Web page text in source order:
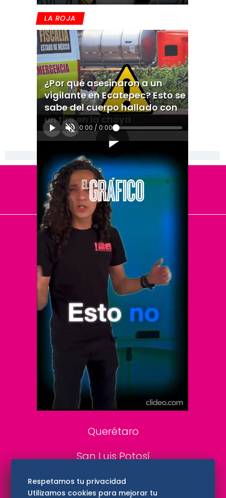
LA ROJA
¿Por qué asesinaron a un
vigilante en Ecatepec? Esto se
sabe del cuerpo hallado con
un tiro en la choya
0:00 / 0:00
[Publicidad]
El Universal
Vive USA
Clase
De 10 sports
DeDinero
Confabulario
Aviso Oportuno
Consultas
Querétaro
San Luis Potosí
Edomex
Respetamos tu privacidad
Utilizamos cookies para mejorar tu